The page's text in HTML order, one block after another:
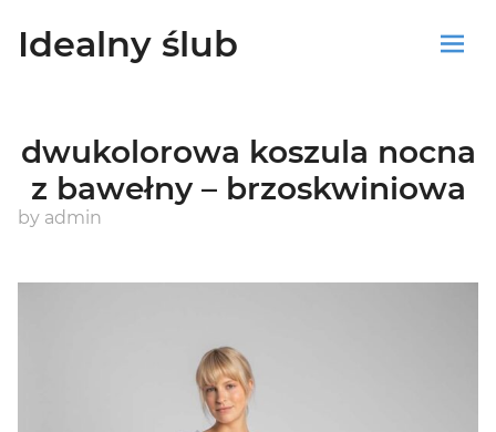
Idealny ślub
Blog
Koszyk
dwukolorowa koszula nocna
z bawełny – brzoskwiniowa
by admin